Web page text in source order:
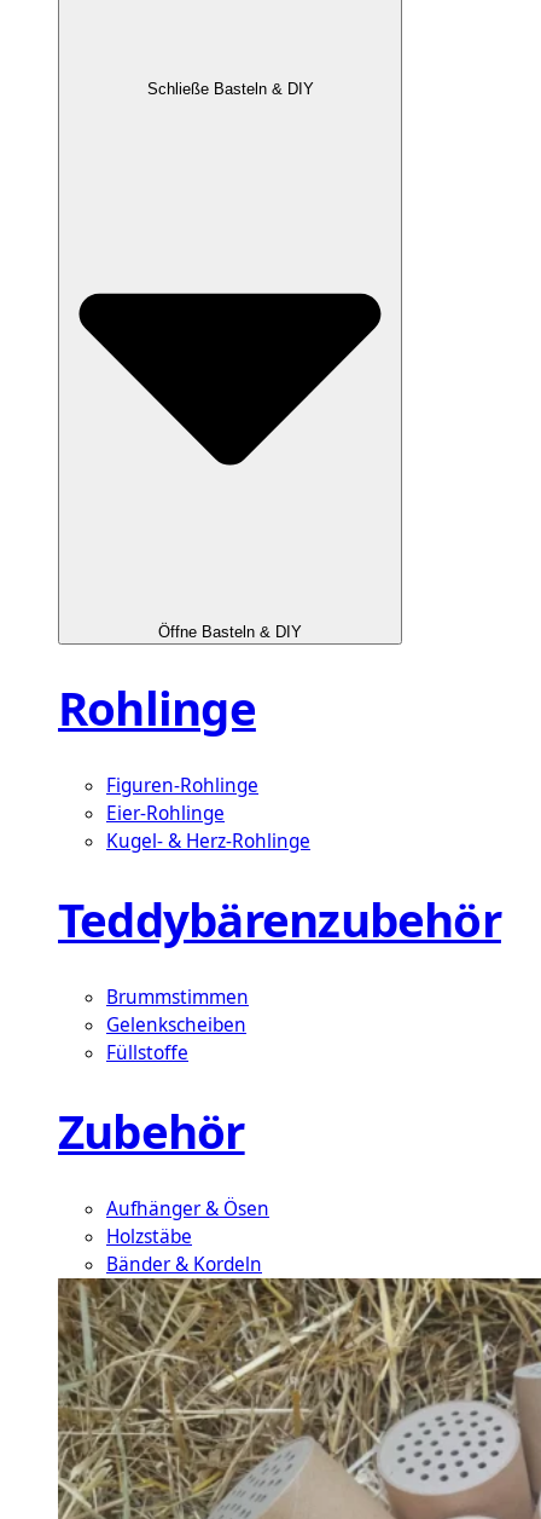
Schließe Basteln & DIY
Öffne Basteln & DIY
Rohlinge
Figuren-Rohlinge
Eier-Rohlinge
Kugel- & Herz-Rohlinge
Teddybärenzubehör
Brummstimmen
Gelenkscheiben
Füllstoffe
Zubehör
Aufhänger & Ösen
Holzstäbe
Bänder & Kordeln